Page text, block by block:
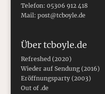
Telefon: 05306 912 418
Mail: post@tcboyle.de
Über tcboyle.de
Refreshed (2020)
Wieder auf Sendung (2016)
Eröffnungsparty (2003)
Out of .de